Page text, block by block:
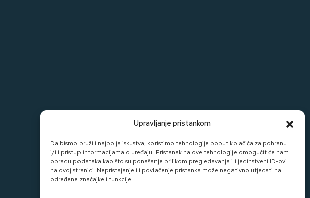
Upravljanje pristankom
Da bismo pružili najbolja iskustva, koristimo tehnologije poput kolačića za pohranu
i/ili pristup informacijama o uređaju. Pristanak na ove tehnologije omogućit će nam
obradu podataka kao što su ponašanje prilikom pregledavanja ili jedinstveni ID-ovi
na ovoj stranici. Nepristajanje ili povlačenje pristanka može negativno utjecati na
određene značajke i funkcije.